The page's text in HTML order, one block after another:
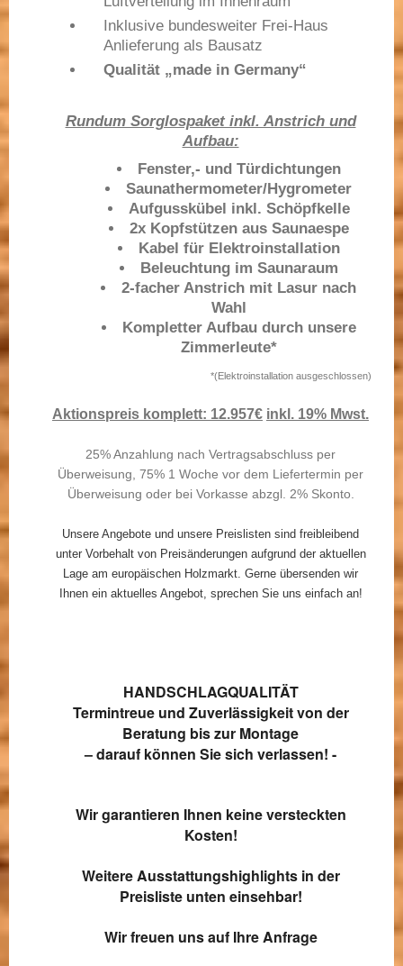
Inklusive bundesweiter Frei-Haus
Anlieferung als Bausatz
Qualität „made in Germany“
Rundum Sorglospaket inkl. Anstrich und
Aufbau:
Fenster,- und Türdichtungen
Saunathermometer/Hygrometer
Aufgusskübel inkl. Schöpfkelle
2x Kopfstützen aus Saunaespe
Kabel für Elektroinstallation
Beleuchtung im Saunaraum
2-facher Anstrich mit Lasur nach
Wahl
Kompletter Aufbau durch unsere
Zimmerleute*
*(Elektroinstallation ausgeschlossen)
Aktionspreis komplett: 12.957€ inkl. 19% Mwst.
25% Anzahlung nach Vertragsabschluss per
Überweisung, 75% 1 Woche vor dem Liefertermin per
Überweisung oder bei Vorkasse abzgl. 2% Skonto.
Unsere Angebote und unsere Preislisten sind freibleibend
unter Vorbehalt von Preisänderungen aufgrund der aktuellen
Lage am europäischen Holzmarkt. Gerne übersenden wir
Ihnen ein aktuelles Angebot, sprechen Sie uns einfach an!
HANDSCHLAG­QUALITÄT
Termintreue und Zuverlässigkeit von der
Beratung bis zur Montage
– darauf können Sie sich verlassen! -
Wir garantieren Ihnen keine versteckten
Kosten!
Weitere Ausstattungshighlights in der
Preisliste unten einsehbar!
Wir freuen uns auf Ihre Anfrage